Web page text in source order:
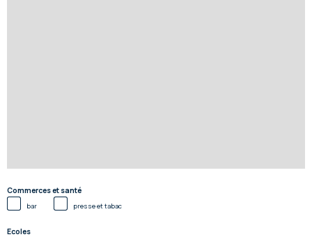
Commerces et santé
bar presse et tabac
Ecoles